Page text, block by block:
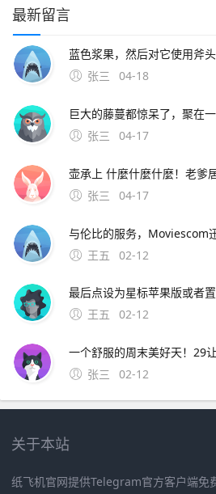
最新留言
张三
04-18
张三
04-17
张三
04-17
王五
02-12
王五
02-12
张三
02-12
关于本站
纸飞机官网提供Telegram官方客户端免